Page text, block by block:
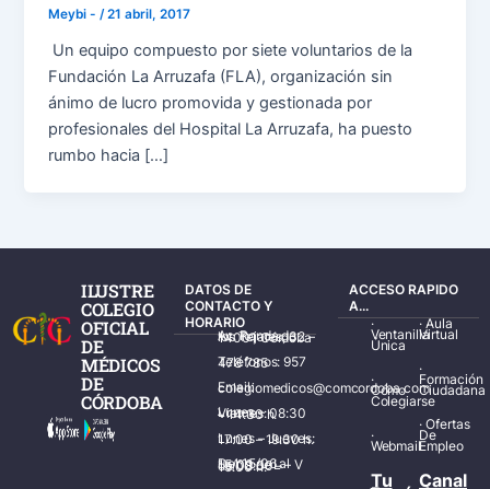
Meybi -/21 abril, 2017
Un equipo compuesto por siete voluntarios de la
Fundación La Arruzafa (FLA), organización sin
ánimo de lucro promovida y gestionada por
profesionales del Hospital La Arruzafa, ha puesto
rumbo hacia […]
ILUSTRE
COLEGIO
OFICIAL
DE
MÉDICOS
DE
CÓRDOBA
DATOS DE
CONTACTO Y
HORARIO
Av. Ronda de los Tejares, 32 – 14001 Córdoba
Teléfonos: 957 478 785
Email: colegiomedicos@comcordoba.com
Lunes – Viernes: 08:30 – 14:30 h.
Lunes – Jueves: 17:00 – 19:30 h.
Del 15/06 al 15/09 de L – V de 08:00 – 15:00 h.
ACCESO RAPIDO
A...
·
Ventanilla
Única
·
Cómo
Colegiarse
·
Webmail
·Aula
Virtual
·
Formación
Ciudadana
·Ofertas
De
Empleo
Tu Canal